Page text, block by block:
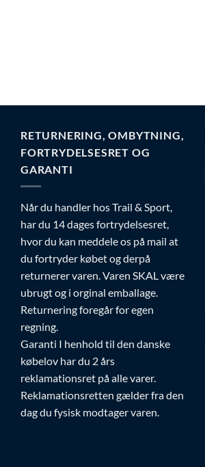
RETURNERING, OMBYTNING,
FORTRYDELSESRET OG
GARANTI
Når du handler hos Trail & Sport,
har du 14 dages fortrydelsesret,
hvor du kan meddele os på mail at
du fortryder købet og derpå
returnerer varen. Varen SKAL være
ubrugt og i orginal emballage.
Returnering foregår for egen
regning.
Garanti I henhold til den danske
købelov har du 2 års
reklamationsret på alle varer.
Reklamationsretten gælder fra den
dag du fysisk modtager varen.